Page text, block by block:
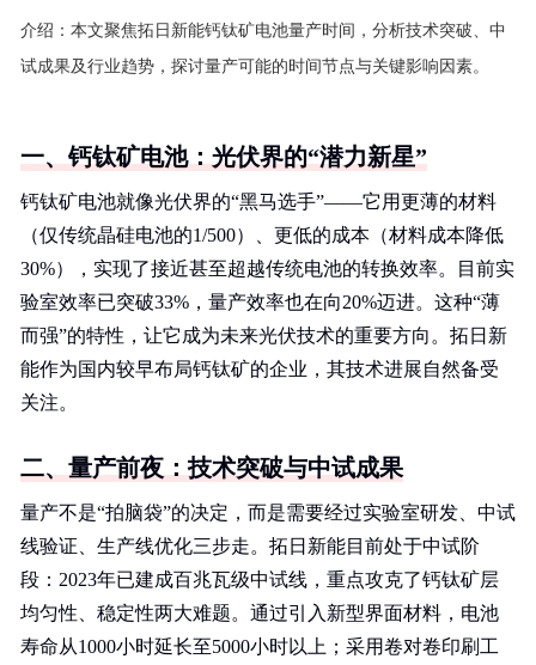
介绍： 本文聚焦拓日新能钙钛矿电池量产时间，分析技术突破、中
试成果及行业趋势，探讨量产可能的时间节点与关键影响因素。
一、钙钛矿电池：光伏界的“潜力新星”
钙钛矿电池就像光伏界的“黑马选手”——它用更薄的材料
（仅传统晶硅电池的1/500）、更低的成本（材料成本降低
30%），实现了接近甚至超越传统电池的转换效率。目前实
验室效率已突破33%，量产效率也在向20%迈进。这种“薄
而强”的特性，让它成为未来光伏技术的重要方向。拓日新
能作为国内较早布局钙钛矿的企业，其技术进展自然备受
关注。
二、量产前夜：技术突破与中试成果
量产不是“拍脑袋”的决定，而是需要经过实验室研发、中试
线验证、生产线优化三步走。拓日新能目前处于中试阶
段：2023年已建成百兆瓦级中试线，重点攻克了钙钛矿层
均匀性、稳定性两大难题。通过引入新型界面材料，电池
寿命从1000小时延长至5000小时以上；采用卷对卷印刷工